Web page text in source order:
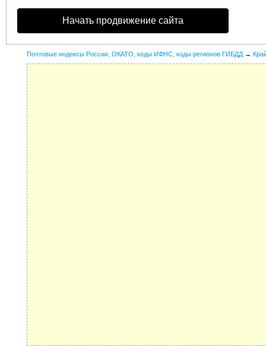
Начать продвижение сайта
Почтовые индексы России, ОКАТО, коды ИФНС, коды регионов ГИБДД →